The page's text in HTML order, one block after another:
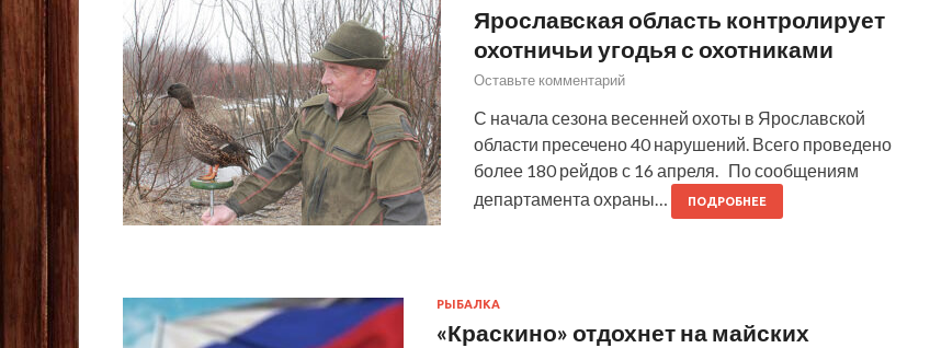
Ярославская область контролирует
охотничьи угодья с охотниками
Оставьте комментарий
С начала сезона весенней охоты в Ярославской
области пресечено 40 нарушений. Всего проведено
более 180 рейдов с 16 апреля. По сообщениям
департамента охраны…
ПОДРОБНЕЕ
РЫБАЛКА
«Краскино» отдохнет на майских